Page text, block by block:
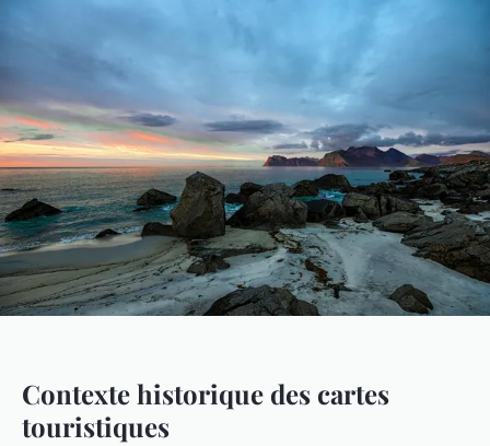
Contexte historique des cartes
touristiques